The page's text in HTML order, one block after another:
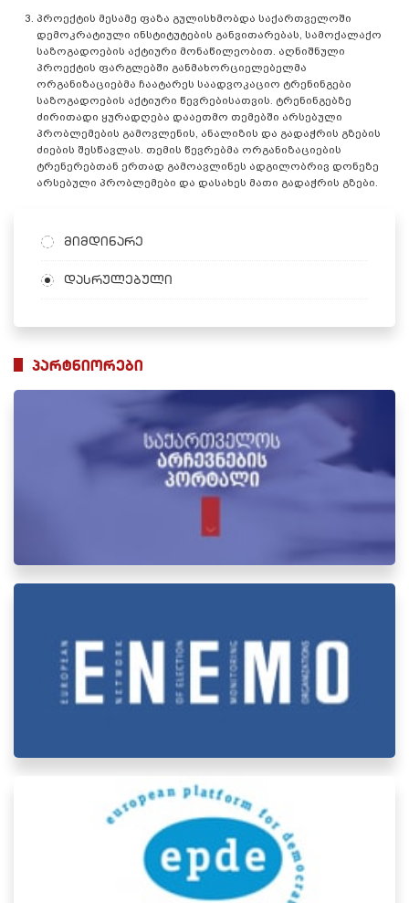
პროექტის მესამე ფაზა გულისხმობდა საქართველოში
დემოკრატიული ინსტიტუტების განვითარებას, სამოქალაქო
საზოგადოების აქტიური მონაწილეობით. აღნიშნული
პროექტის ფარგლებში განმახორციელებელმა
ორგანიზაციებმა ჩაატარეს საადვოკაციო ტრენინგები
საზოგადოების აქტიური წევრებისათვის. ტრენინგებზე
ძირითადი ყურადღება დააეთმო თემებში არსებული
პრობლემების გამოვლენის, ანალიზის და გადაჭრის გზების
ძიების შესწავლას. თემის წევრებმა ორგანიზაციების
ტრენერებთან ერთად გამოავლინეს ადგილობრივ დონეზე
არსებული პრობლემები და დასახეს მათი გადაჭრის გზები.
მიმდინარე
დასრულებული
პარტნიორები